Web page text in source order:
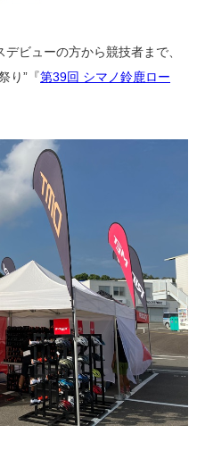
ビューの方から競技者まで、
り”『第39回 シマノ鈴鹿ロー